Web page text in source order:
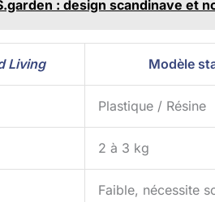
: design scandinave et
Living Modèle
Plastique / Résine
2 à 3 kg
Faible, nécessite